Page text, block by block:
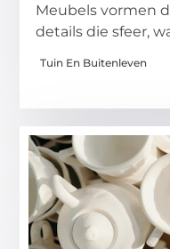
Meubels vormen
details die sfeer,
Tuin En Buitenleven